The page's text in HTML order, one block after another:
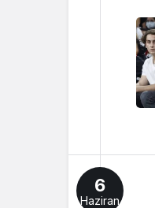
6
Haziran